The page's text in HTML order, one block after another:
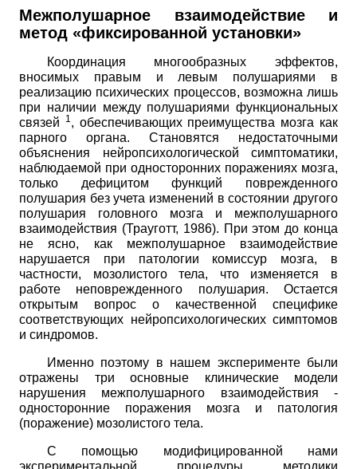
Межполушарное взаимодействие и
метод «фиксированной установки»
Координация многообразных эффектов,
вносимых правым и левым полушариями в
реализацию психических процессов, возможна лишь
при наличии между полушариями функциональных
связей
1, обеспечивающих преимущества мозга как
парного органа. Становятся недостаточными
объяснения нейропсихологической симптоматики,
наблюдаемой при односторонних поражениях мозга,
только дефицитом функций поврежденного
полушария без учета изменений в состоянии другого
полушария головного мозга и межполушарного
взаимодействия (Трауготт, 1986). При этом до конца
не ясно, как межполушарное взаимодействие
нарушается при патологии комиссур мозга, в
частности, мозолистого тела, что изменяется в
работе неповрежденного полушария. Остается
открытым вопрос о качественной специфике
соответствующих нейропсихологических симптомов
и синдромов.
Именно поэтому в нашем эксперименте были
отражены три основные клинические модели
нарушения межполушарного взаимодействия -
односторонние поражения мозга и патология
(поражение) мозолистого тела.
С помощью модифицированной нами